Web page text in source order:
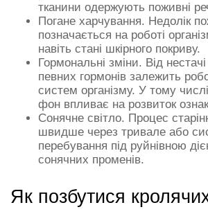
тканини одержують поживні
Погане харчування. Недолік
позначається на роботі
навіть стані шкірного покриву.
Гормональні зміни. Від
певних гормонів залежить
систем організму. У тому
фон впливає на розвиток
Сонячне світло. Процес
швидше через тривале або
перебування під руйнівною
сонячних променів.
Як позбутися